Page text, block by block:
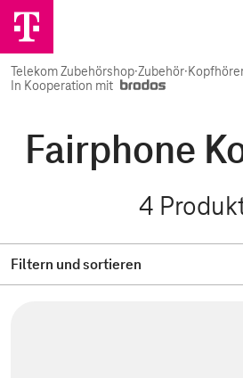
Telekom Zubehörshop·Zubehör·
In Kooperation mit
Fairphone
4
Filtern und sortieren